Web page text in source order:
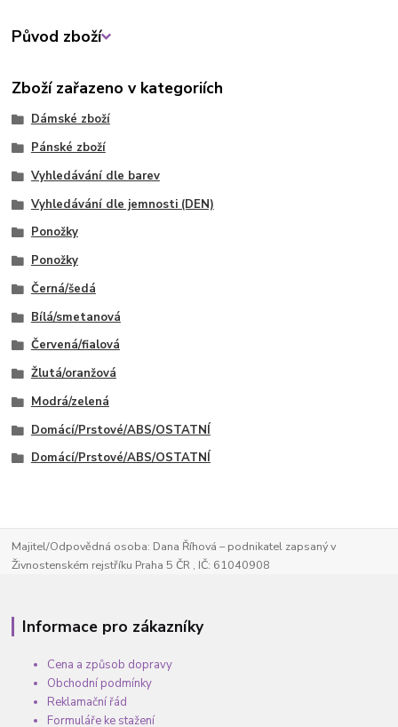
Původ zboží
Zboží zařazeno v kategoriích
Dámské zboží
Pánské zboží
Vyhledávání dle barev
Vyhledávání dle jemnosti (DEN)
Ponožky
Ponožky
Černá/šedá
Bílá/smetanová
Červená/fialová
Žlutá/oranžová
Modrá/zelená
Domácí/Prstové/ABS/OSTATNÍ
Domácí/Prstové/ABS/OSTATNÍ
Majitel/Odpovědná osoba: Dana Říhová – podnikatel zapsaný v
Živnostenském rejstříku Praha 5 ČR , IČ: 61040908
Informace pro zákazníky
Cena a způsob dopravy
Obchodní podmínky
Reklamační řád
Formuláře ke stažení